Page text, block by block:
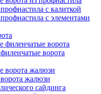
с калиткой
с элементами
филенчатые ворота
ворота
ворота жалюзи
жалюзи
сайдинга